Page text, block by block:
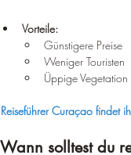
Vorteile:
Günstigere Preise
Weniger Touristen
Üppige Vegetation
Reiseführer Curaçao findet
Wann solltest du